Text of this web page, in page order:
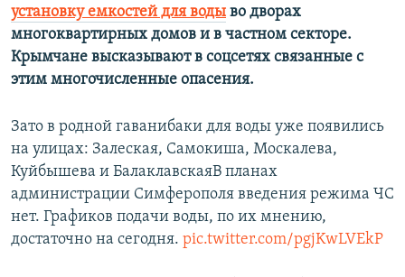
установку емкостей для воды во дворах
многоквартирных домов и в частном секторе.
Крымчане высказывают в соцсетях связанные с
этим многочисленные опасения.
Зато в родной гаванибаки для воды уже появились
на улицах: Залеская, Самокиша, Москалева,
Куйбышева и БалаклавскаяВ планах
администрации Симферополя введения режима ЧС
нет. Графиков подачи воды, по их мнению,
достаточно на сегодня. pic.twitter.com/pgjKwLVEkP